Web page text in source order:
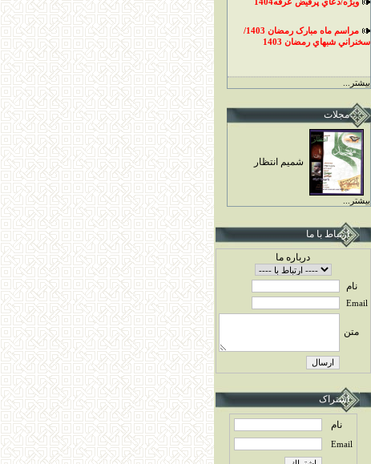
ويژه/دعاي پرفيض عرفه1404
مراسم ماه مبارک رمضان 1403/
سخنراني شبهاي رمضان 1403
بيشتر...
مجلات
شميم انتظار
بيشتر...
ارتباط با ما
درباره ما
نام
Email
متن
اشتراک
نام
Email